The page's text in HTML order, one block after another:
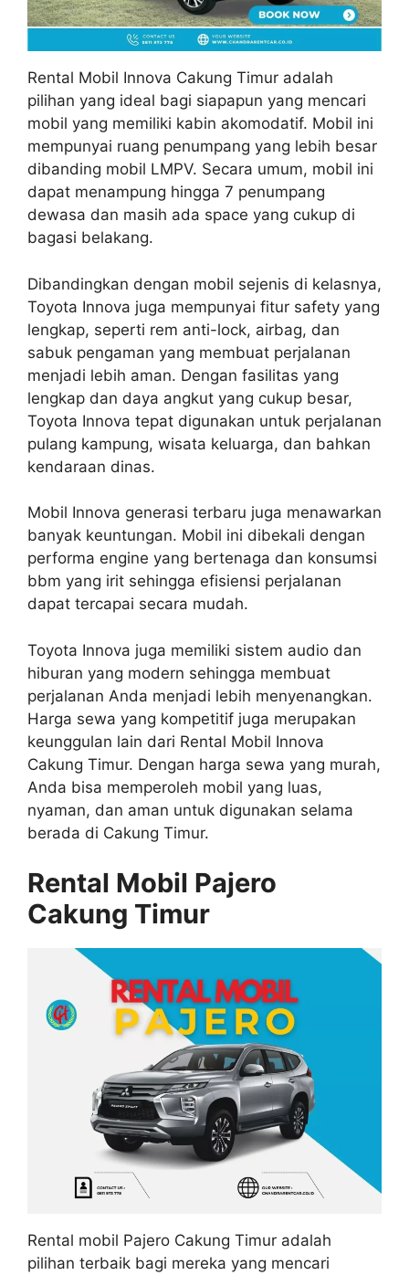
Rental Mobil Innova Cakung Timur adalah
pilihan yang ideal bagi siapapun yang mencari
mobil yang memiliki kabin akomodatif. Mobil ini
mempunyai ruang penumpang yang lebih besar
dibanding mobil LMPV. Secara umum, mobil ini
dapat menampung hingga 7 penumpang
dewasa dan masih ada space yang cukup di
bagasi belakang.
Dibandingkan dengan mobil sejenis di kelasnya,
Toyota Innova juga mempunyai fitur safety yang
lengkap, seperti rem anti-lock, airbag, dan
sabuk pengaman yang membuat perjalanan
menjadi lebih aman. Dengan fasilitas yang
lengkap dan daya angkut yang cukup besar,
Toyota Innova tepat digunakan untuk perjalanan
pulang kampung, wisata keluarga, dan bahkan
kendaraan dinas.
Mobil Innova generasi terbaru juga menawarkan
banyak keuntungan. Mobil ini dibekali dengan
performa engine yang bertenaga dan konsumsi
bbm yang irit sehingga efisiensi perjalanan
dapat tercapai secara mudah.
Toyota Innova juga memiliki sistem audio dan
hiburan yang modern sehingga membuat
perjalanan Anda menjadi lebih menyenangkan.
Harga sewa yang kompetitif juga merupakan
keunggulan lain dari Rental Mobil Innova
Cakung Timur. Dengan harga sewa yang murah,
Anda bisa memperoleh mobil yang luas,
nyaman, dan aman untuk digunakan selama
berada di Cakung Timur.
Rental Mobil Pajero
Cakung Timur
Rental mobil Pajero Cakung Timur adalah
pilihan terbaik bagi mereka yang mencari